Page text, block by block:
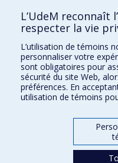
Montréal (Québec) H3T 1J4
Courriel :secretariat-
Admission
Plan du site
Accessibilité
Accès au portail sécurisé du
Recherche dans le vade-mecum
L’UdeM reconnaît
respecter la vie
L’utilisation de témoins
personnaliser votre
sont obligatoires pour
sécurité du site Web,
préférences. En
utilisation de témoins